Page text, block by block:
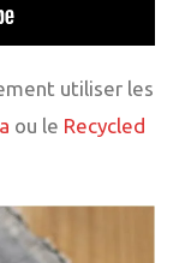
utiliser les
ou le Recycled